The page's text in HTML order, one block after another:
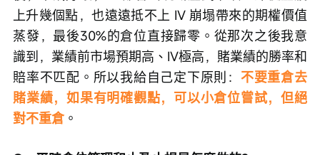
享？
Andrew：我經歷過3次腰斬，印象最深刻的一次，
是用30%的倉位賭業績，業績出來後，因為市場預
期太高，引伸波幅（IV）處於極高水平。業績公佈
後，不論好壞，IV 都會出現斷崖式下跌。即便正股